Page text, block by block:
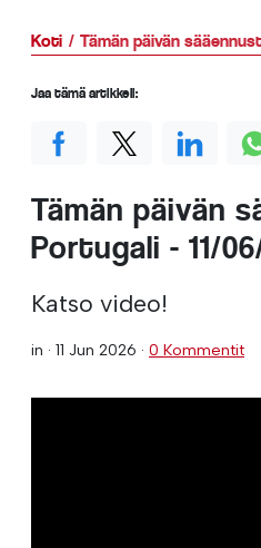
Koti Tämän päivän
Tämän päivän
Portugali - 11/
Katso video!
in · 11 Jun 2026 · 0 Kommentit
Jaa tämä artikkeli: